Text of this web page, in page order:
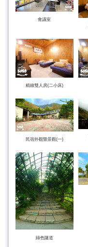
會議室
精緻雙人房(二小床)
民宿外觀暨景觀(一)
綠色隧道